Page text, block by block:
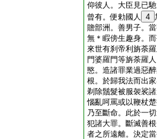
仰彼人。大臣見已
曾有。便勅國人
4
贍部洲。善男子。
無＊睱傍生趣身。
來世有刹帝利旃荼
門婆羅門等旃荼羅
愍。造諸罪業過惡
根。於歸我法而出
剃除鬚髮被服袈裟
惱亂呵罵或以鞭杖
乃至斷命。此於一
犯諸大罪。斷滅善
者之所遠離。決定